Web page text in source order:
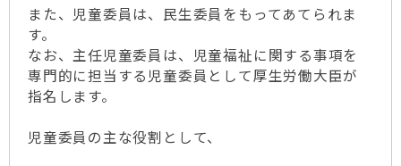
また、児童委員は、民生委員をもってあてられま
す。
なお、主任児童委員は、児童福祉に関する事項を
専門的に担当する児童委員として厚生労働大臣が
指名します。
児童委員の主な役割として、